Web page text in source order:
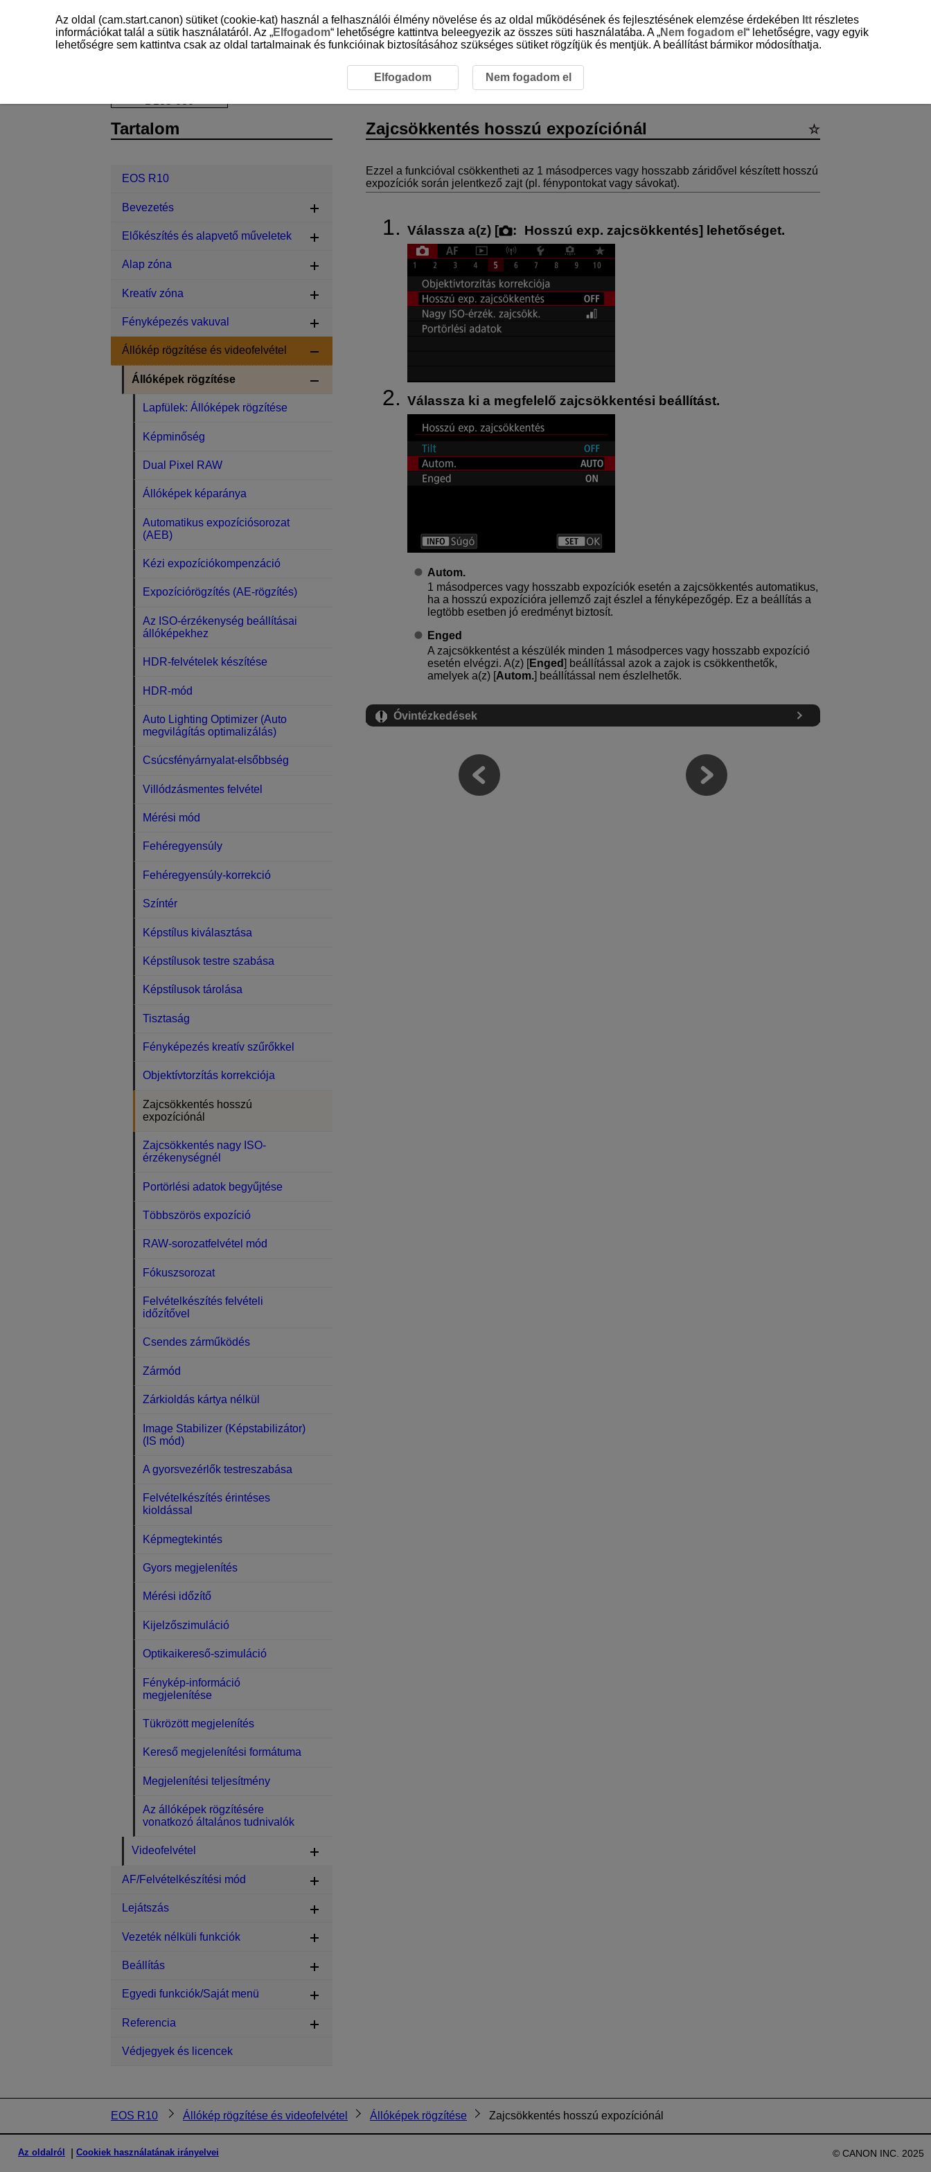
Állókép rögzítése és videofelvétel Állóképek rögzítése Zajcsökkentés hosszú expozíciónál
Zajcsökkentés hosszú expozíciónál
Ezzel a funkcióval csökkentheti az 1 másodperces vagy hosszabb záridővel készített hosszú
expozíciók során jelentkező zajt (pl. fénypontokat vagy sávokat).
Válassza a(z) [ : Hosszú exp. zajcsökkentés] lehetőséget.
Válassza ki a megfelelő zajcsökkentési beállítást.
Autom.
1 másodperces vagy hosszabb expozíciók esetén a zajcsökkentés automatikus,
ha a hosszú expozícióra jellemző zajt észlel a fényképezőgép. Ez a beállítás a
legtöbb esetben jó eredményt biztosít.
Enged
A zajcsökkentést a készülék minden 1 másodperces vagy hosszabb expozíció
esetén elvégzi. A(z) [Enged] beállítással azok a zajok is csökkenthetők,
amelyek a(z) [Autom.] beállítással nem észlelhetők.
Óvintézkedések
Tartalom
EOS R10
Bevezetés
Előkészítés és alapvető műveletek
Alap zóna
Kreatív zóna
Fényképezés vakuval
Állókép rögzítése és videofelvétel
Állóképek rögzítése
Lapfülek: Állóképek rögzítése
Képminőség
Dual Pixel RAW
Állóképek képaránya
Automatikus expozíciósorozat
(AEB)
Kézi expozíciókompenzáció
Expozíciórögzítés (AE-rögzítés)
Az ISO-érzékenység beállításai
állóképekhez
HDR-felvételek készítése
HDR-mód
Auto Lighting Optimizer (Auto
megvilágítás optimalizálás)
Csúcsfényárnyalat-elsőbbség
Villódzásmentes felvétel
Mérési mód
Fehéregyensúly
Fehéregyensúly-korrekció
Színtér
Képstílus kiválasztása
Képstílusok testre szabása
Képstílusok tárolása
Tisztaság
Fényképezés kreatív szűrőkkel
Objektívtorzítás korrekciója
Zajcsökkentés hosszú
expozíciónál
Zajcsökkentés nagy ISO-
érzékenységnél
Portörlési adatok begyűjtése
Többszörös expozíció
RAW-sorozatfelvétel mód
Fókuszsorozat
Felvételkészítés felvételi
időzítővel
Csendes zárműködés
Zármód
Zárkioldás kártya nélkül
Image Stabilizer (Képstabilizátor)
(IS mód)
A gyorsvezérlők testreszabása
Felvételkészítés érintéses
kioldással
Képmegtekintés
Gyors megjelenítés
Mérési időzítő
Kijelzőszimuláció
Optikaikereső-szimuláció
Fénykép-információ
megjelenítése
Tükrözött megjelenítés
Kereső megjelenítési formátuma
Megjelenítési teljesítmény
Az állóképek rögzítésére
vonatkozó általános tudnivalók
Videofelvétel
AF/Felvételkészítési mód
Lejátszás
Vezeték nélküli funkciók
Beállítás
Egyedi funkciók/Saját menü
Referencia
Védjegyek és licencek
EOS R10 Állókép rögzítése és videofelvétel Állóképek rögzítése Zajcsökkentés hosszú expozíciónál
Az oldalról Cookiek használatának irányelvei © CANON INC. 2025
Az oldal (cam.start.canon) sütiket (cookie-kat) használ a felhasználói élmény növelése és az oldal működésének és fejlesztésének elemzése érdekében Itt részletes
információkat talál a sütik használatáról. Az „Elfogadom“ lehetőségre kattintva beleegyezik az összes süti használatába. A „Nem fogadom el “ lehetőségre, vagy egyik
lehetőségre sem kattintva csak az oldal tartalmainak és funkcióinak biztosításához szükséges sütiket rögzítjük és mentjük. A beállítást bármikor módosíthatja.
Elfogadom Nem fogadom el